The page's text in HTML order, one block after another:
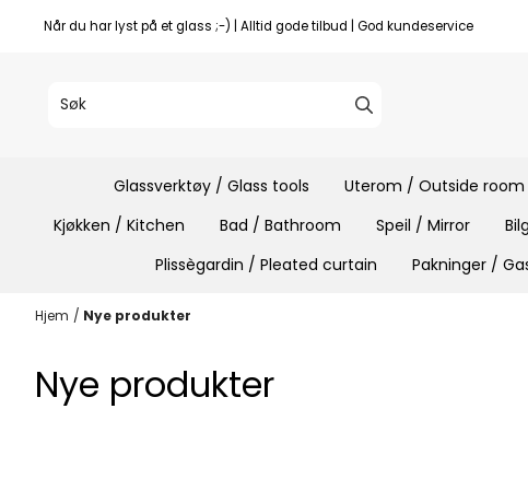
Hopp til innhold
Når du har lyst på et glass ;-) | Alltid gode tilbud | God kundeservice
Glassverktøy / Glass tools Uterom / Outside room
Kjøkken / Kitchen
Bad / Bathroom Speil / Mirror
Plissègardin / Pleated curtain
Pakninger /
Hjem / Nye produkter
Nye produkter